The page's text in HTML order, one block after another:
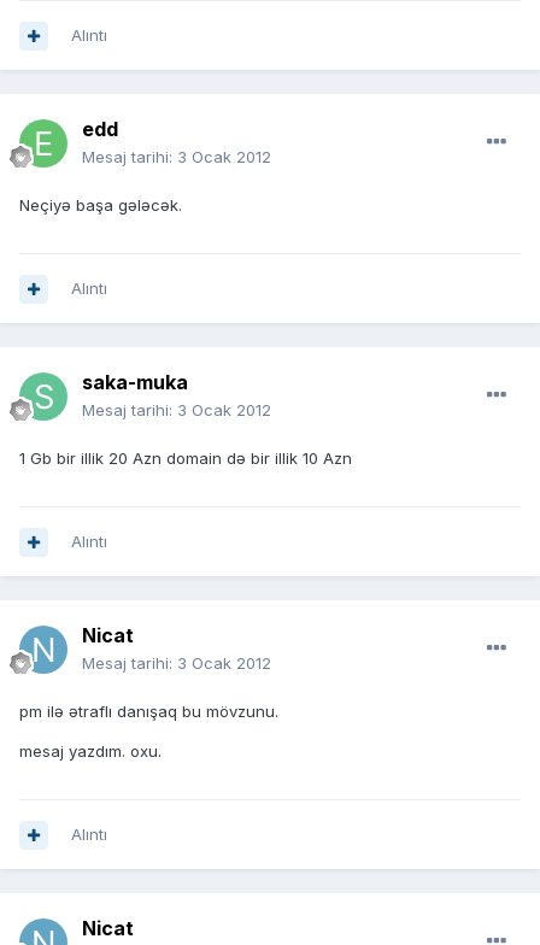
Alıntı
edd
Mesaj tarihi: 3 Ocak 2012
Neçiyə başa gələcək.
Alıntı
saka-muka
Mesaj tarihi: 3 Ocak 2012
1 Gb bir illik 20 Azn domain də bir illik 10 Azn
Alıntı
Nicat
Mesaj tarihi: 3 Ocak 2012
pm ilə ətraflı danışaq bu mövzunu.
mesaj yazdım. oxu.
Alıntı
Nicat